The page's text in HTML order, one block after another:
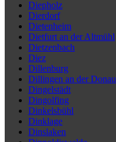
Diepholz
Dierdorf
Dietenheim
Dietfurt an der Altmühl
Dietzenbach
Diez
Dillenburg
Dillingen an der Donau
Dingelstädt
Dingolfing
Dinkelsbühl
Dinklage
Dinslaken